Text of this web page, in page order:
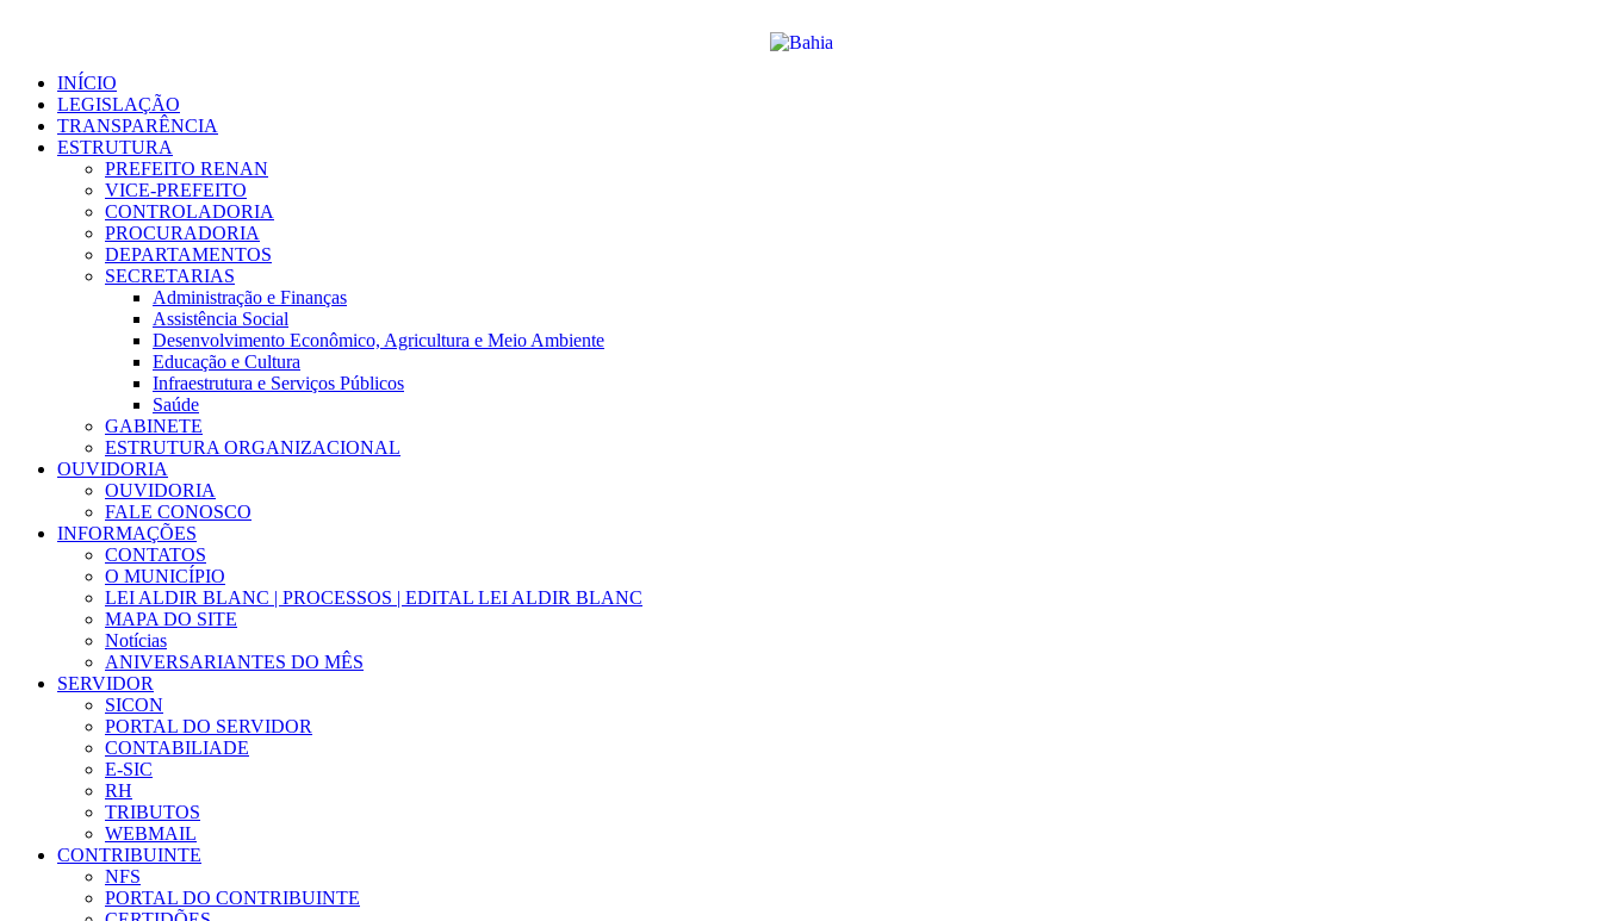
conteúdoINÍCIO
LEGISLAÇÃO
TRANSPARÊNCIA
ESTRUTURA
PREFEITO RENAN
VICE-PREFEITO
CONTROLADORIA
PROCURADORIA
DEPARTAMENTOS
SECRETARIAS
Administração e Finanças
Assistência Social
Desenvolvimento Econômico, Agricultura e Meio Ambiente
Educação e Cultura
Infraestrutura e Serviços Públicos
Saúde
GABINETE
ESTRUTURA ORGANIZACIONAL
OUVIDORIA
OUVIDORIA
FALE CONOSCO
INFORMAÇÕES
CONTATOS
O MUNICÍPIO
LEI ALDIR BLANC | PROCESSOS | EDITAL LEI ALDIR BLANC
MAPA DO SITE
Notícias
ANIVERSARIANTES DO MÊS
SERVIDOR
SICON
PORTAL DO SERVIDOR
CONTABILIADE
E-SIC
RH
TRIBUTOS
WEBMAIL
CONTRIBUINTE
NFS
PORTAL DO CONTRIBUINTE